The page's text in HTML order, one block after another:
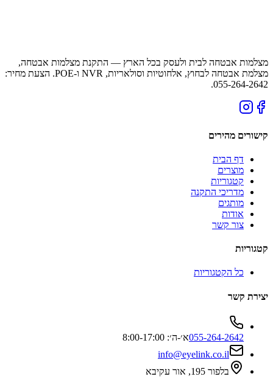
מצלמות אבטחה לבית ולעסק בכל הארץ — התקנת מצלמות אבטחה,
מצלמת אבטחה לבחוץ, אלחוטיות וסולאריות, NVR ו-POE. הצעת מחיר:
055-264-2642.
קישורים מהירים
דף הבית
מוצרים
קטגוריות
מדריכי התקנה
מותגים
אודות
צור קשר
קטגוריות
כל הקטגוריות
יצירת קשר
055-264-2642א׳-ה׳: 8:00-17:00
info@eyelink.co.il
בלפור 195, אור עקיבא